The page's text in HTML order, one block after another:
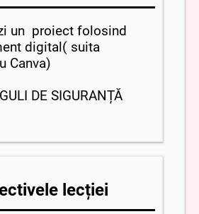
un proiect folosind
digital( suita
Canva)
DE SIGURANȚĂ
lecției